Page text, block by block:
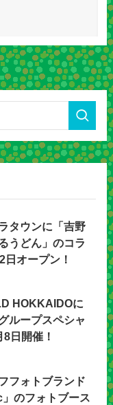
タウンに「吉野
うどん」のコラ
オープン！
HOKKAIDOに
ループスペシャ
日開催！
フォトブランド
のフォトブース